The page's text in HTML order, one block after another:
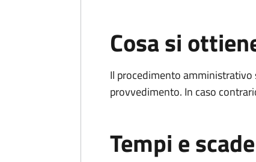
Cosa si
Il procedimento amministrativo
provvedimento. In caso
Tempi e